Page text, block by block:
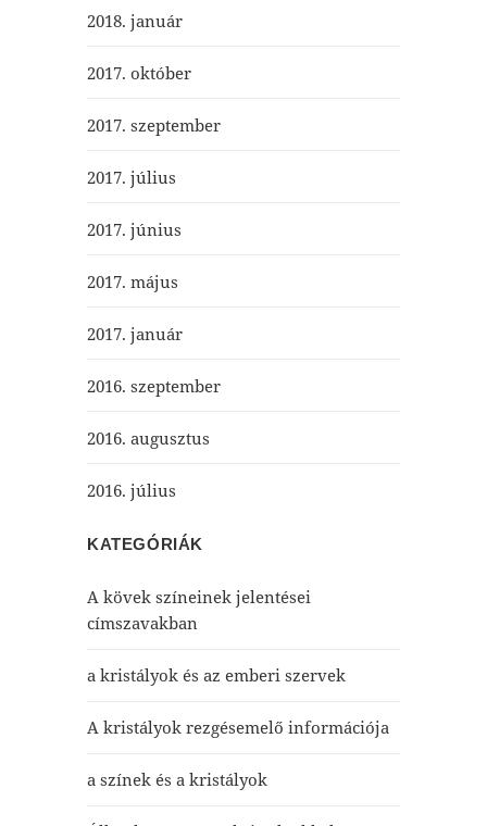
2018. január
2017. október
2017. szeptember
2017. július
2017. június
2017. május
2017. január
2016. szeptember
2016. augusztus
2016. július
KATEGÓRIÁK
A kövek színeinek jelentései
címszavakban
a kristályok és az emberi szervek
A kristályok rezgésemelő információja
a színek és a kristályok